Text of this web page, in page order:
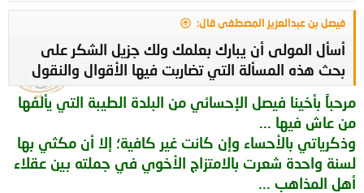
فيصل بن عبدالعزيز المصطفى قال:
أسأل المولى أن يبارك بعلمك ولك جزيل الشكر على
بحث هذه المسألة التي تضاربت فيها الأقوال والنقول
مرحباً بأخينا فيصل الإحسائي من البلدة الطيبة التي يألفها
من عاش فيها ...
وذكرياتي بالأحساء وإن كانت غير كافية؛ إلا أن مكثي بها
لسنة واحدة شعرت بالامتزاج الأخوي في جملته بين عقلاء
أهل المذاهب ...